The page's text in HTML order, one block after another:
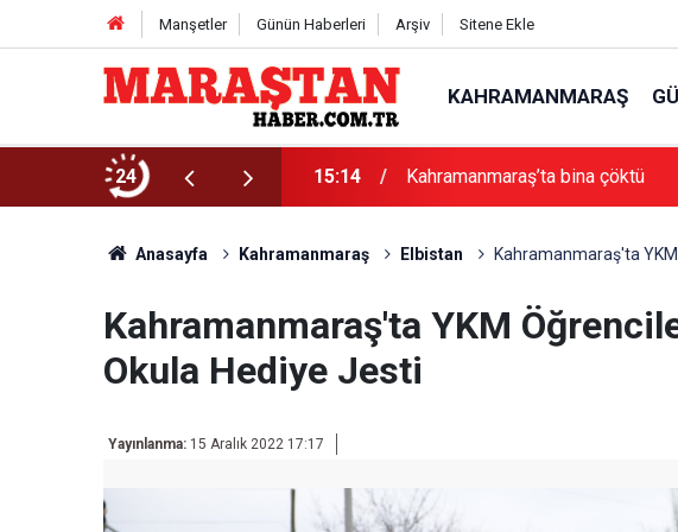
Manşetler Günün Haberleri Arşiv Sitene Ekle
KAHRAMANMARAŞ
24 10:47 Funda Arar Kahramanmaraş
Anasayfa Kahramanmaraş Elbistan Kahramanmaraş'ta
Kahramanmaraş'ta YKM
Okula Hediye Jesti
Yayınlanma: 15 Aralık 2022 17:17